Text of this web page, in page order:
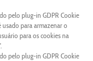
pelo plug-in GDPR Cookie
usado para armazenar o
para os cookies na
pelo plug-in GDPR Cookie